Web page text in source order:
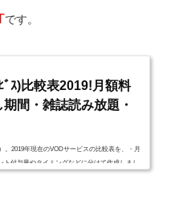
です。
ﾞｽ)比較表2019!月額料
間・雑誌読み放題・
2019年現在のVODサービスの比較表を、・月
付与量やタイミングなどに分けて作成しまし